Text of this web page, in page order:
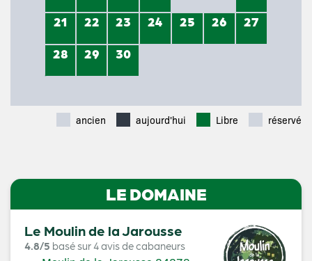
21
22 23 24 25 26
27
28
29 30
ancien aujourd'hui Libre réservé
LE DOMAINE
Le Moulin de la Jarousse
4.8/5 basé sur 4 avis de cabaneurs